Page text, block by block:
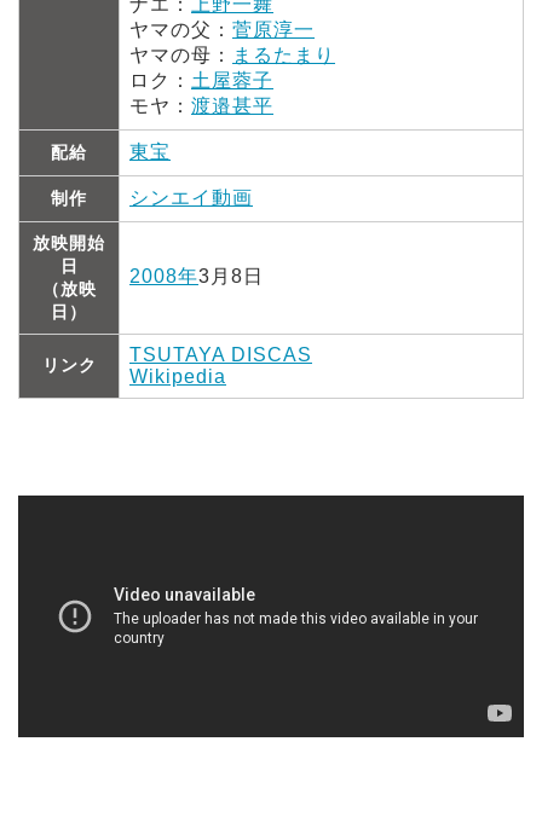
ナエ：
上野一舞
ヤマの父： 菅原淳一
ヤマの母：
まるたまり
ロク： 土屋蓉子
モヤ： 渡邉甚平
配給 東宝
制作 シンエイ動画
放映開始
日
（放映
日）
2008年3月8日
リンク
TSUTAYA DISCAS
Wikipedia